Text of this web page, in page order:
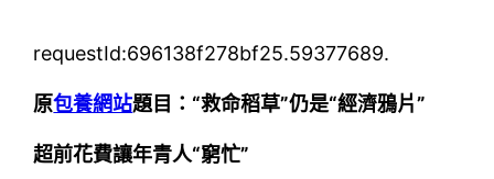
requestId:696138f278bf25.59377689.
原包養網站題目：“救命稻草”仍是“經濟鴉片”
超前花費讓年青人“窮忙”